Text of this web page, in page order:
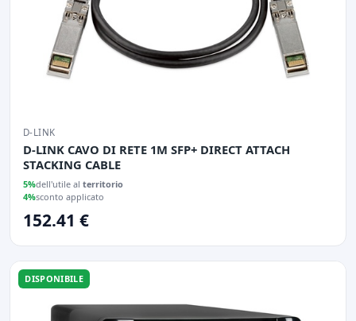
D-LINK
D-LINK CAVO DI RETE 1M SFP+ DIRECT ATTACH
STACKING CABLE
5%dell'utile al territorio
4%sconto applicato
152.41 €
DISPONIBILE